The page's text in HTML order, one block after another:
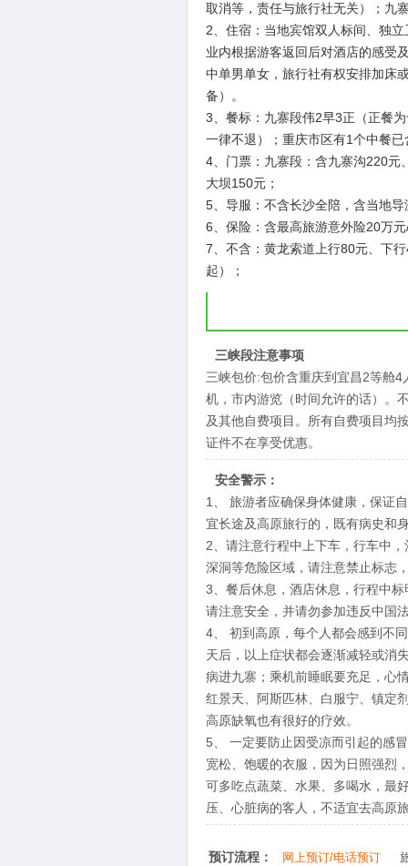
取消等，责任与旅行社无关）；九
2、住宿：当地宾馆双人标间、独
业内根据游客返回后对酒店的感受
中单男单女，旅行社有权安排加床
备）。
3、餐标：九寨段伟2早3正（正餐
一律不退）；重庆市区有1个中餐
4、门票：九寨段：含九寨沟220元
大坝150元；
5、导服：不含长沙全陪，含当地导
6、保险：含最高旅游意外险20万
7、不含：黄龙索道上行80元、下
起）；
三峡段注意事项
三峡包价:包价含重庆到宜昌2等舱
机，市内游览（时间允许的话）。
及其他自费项目。所有自费项目均
证件不在享受优惠。
安全警示：
1、 旅游者应确保身体健康，保证
宜长途及高原旅行的，既有病史和
2、请注意行程中上下车，行车中
深洞等危险区域，请注意禁止标志
3、餐后休息，酒店休息，行程中
请注意安全，并请勿参加违反中国
4、 初到高原，每个人都会感到不
天后，以上症状都会逐渐减轻或消
病进九寨；乘机前睡眠要充足，心
红景天、阿斯匹林、白服宁、镇定
高原缺氧也有很好的疗效。
5、 一定要防止因受凉而引起的感
宽松、饱暖的衣服，因为日照强烈
可多吃点蔬菜、水果、多喝水，最
压、心脏病的客人，不适宜去高原
预订流程： 网上预订/电话预订